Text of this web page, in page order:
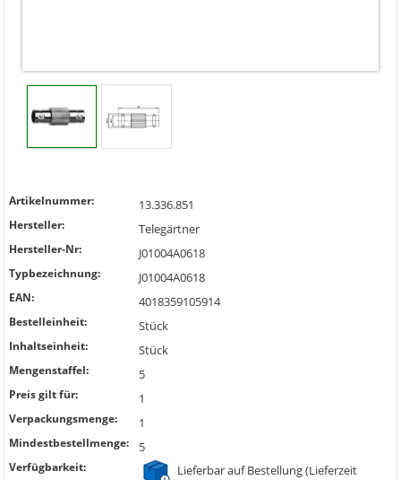
Artikelnummer: 13.336.851
Hersteller: Telegärtner
Hersteller-Nr: J01004A0618
Typbezeichnung: J01004A0618
EAN: 4018359105914
Bestelleinheit: Stück
Inhaltseinheit: Stück
Mengenstaffel: 5
Preis gilt für: 1
Verpackungsmenge: 1
Mindestbestellmenge: 5
Verfügbarkeit:
Lieferbar auf Bestellung (Lieferzeit